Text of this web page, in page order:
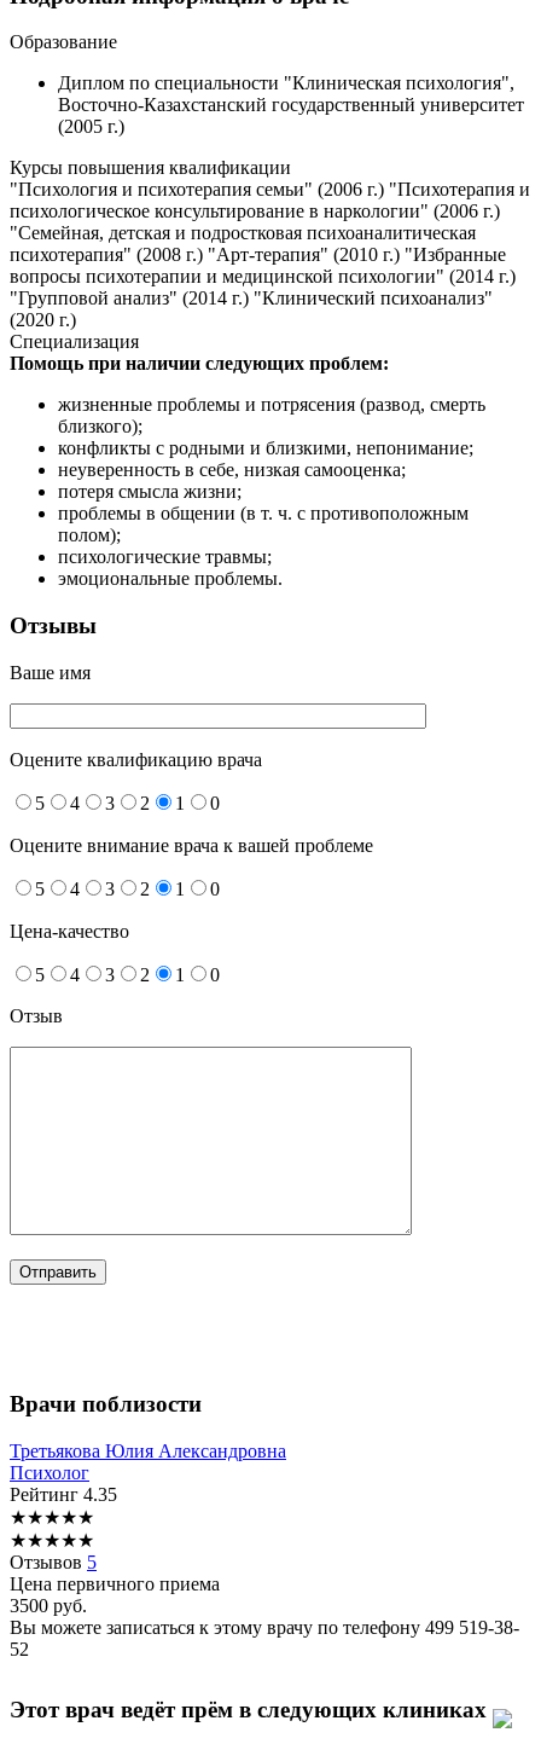
Образование
Диплом по специальности "Клиническая психология",
Восточно-Казахстанский государственный университет
(2005 г.)
Курсы повышения квалификации
"Психология и психотерапия семьи" (2006 г.) "Психотерапия и
психологическое консультирование в наркологии" (2006 г.)
"Семейная, детская и подростковая психоаналитическая
психотерапия" (2008 г.) "Арт-терапия" (2010 г.) "Избранные
вопросы психотерапии и медицинской психологии" (2014 г.)
"Групповой анализ" (2014 г.) "Клинический психоанализ"
(2020 г.)
Специализация
Помощь при наличии следующих проблем:
жизненные проблемы и потрясения (развод, смерть
близкого);
конфликты с родными и близкими, непонимание;
неуверенность в себе, низкая самооценка;
потеря смысла жизни;
проблемы в общении (в т. ч. с противоположным
полом);
психологические травмы;
эмоциональные проблемы.
Отзывы
Ваше имя
Оцените квалификацию врача
5 4 3 2 1 0
Оцените внимание врача к вашей проблеме
5 4 3 2 1 0
Цена-качество
5 4 3 2 1
0
Отзыв
Врачи поблизости
Третьякова Юлия Александровна
Психолог
Рейтинг 4.35
★★★★★
★★★★★
Отзывов 5
Цена первичного приема
3500 руб.
Вы можете записаться к этому врачу по телефону 499 519-38-
52
Этот врач ведёт прём в следующих клиниках